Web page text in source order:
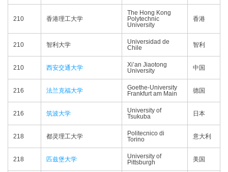
210 香港理工大学
The Hong Kong
Polytechnic
University
香港
210 智利大学
Universidad de
Chile
智利
210 西安交通大学
Xi’an Jiaotong
University
中国
216 法兰克福大学
Goethe-University
Frankfurt am Main
德国
216 筑波大学
University of
Tsukuba
日本
218 都灵理工大学
Politecnico di
Torino
意大利
218 匹兹堡大学
University of
Pittsburgh
美国